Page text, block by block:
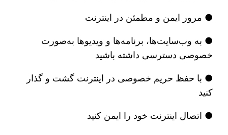
● مرور ایمن و مطمئن در اینترنت
● به وب‌سایت‌ها، برنامه‌ها و ویدیوها به‌صورت
خصوصی دسترسی داشته باشید
● با حفظ حریم خصوصی در اینترنت گشت و گذار
کنید
● اتصال اینترنت خود را ایمن کنید